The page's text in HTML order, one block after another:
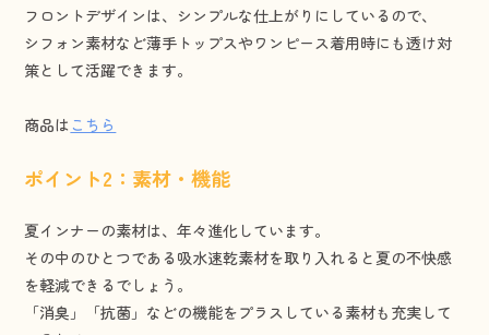
フロントデザインは、シンプルな仕上がりにしているので、
シフォン素材など薄手トップスやワンピース着用時にも透け対
策として活躍できます。
商品は こちら
ポイント2：素材・機能
夏インナーの素材は、年々進化しています。
その中のひとつである吸水速乾素材を取り入れると夏の不快感
を軽減できるでしょう。
「消臭」「抗菌」などの機能をプラスしている素材も充実して